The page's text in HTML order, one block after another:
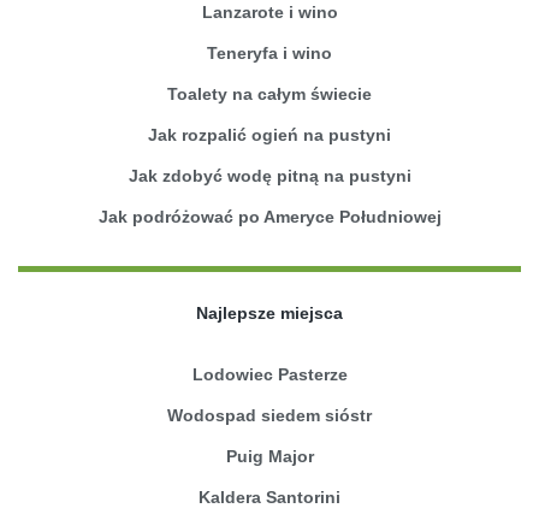
Lanzarote i wino
Teneryfa i wino
Toalety na całym świecie
Jak rozpalić ogień na pustyni
Jak zdobyć wodę pitną na pustyni
Jak podróżować po Ameryce Południowej
Najlepsze miejsca
Lodowiec Pasterze
Wodospad siedem sióstr
Puig Major
Kaldera Santorini